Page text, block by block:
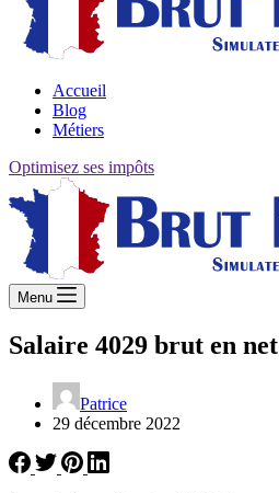
Accueil
Blog
Métiers
Optimisez ses impôts
Menu
Salaire 4029 brut en net
Patrice
29 décembre 2022